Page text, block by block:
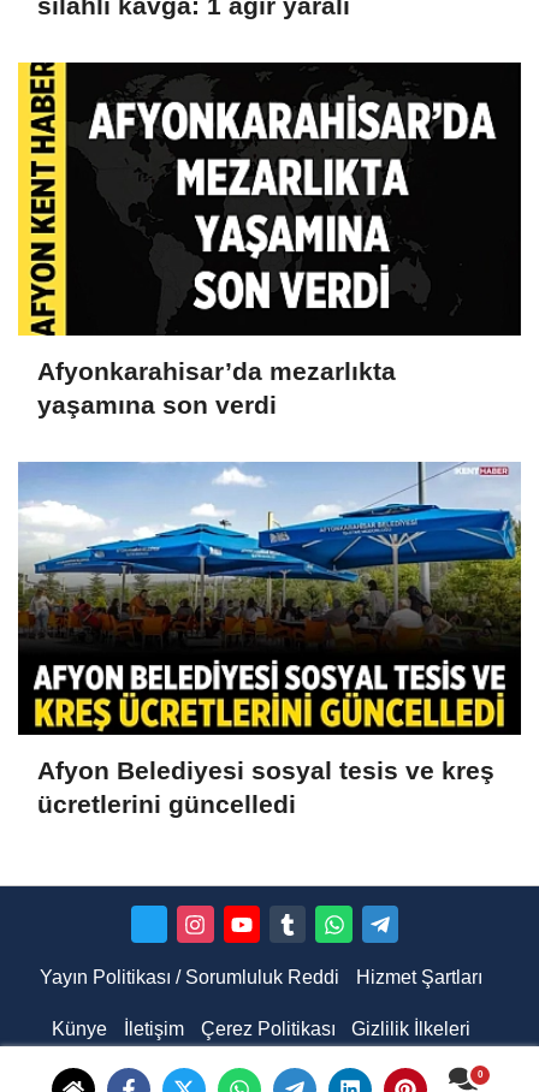
Afyonkarahisar’da mezarlıkta
yaşamına son verdi
Afyon Belediyesi sosyal tesis ve kreş
ücretlerini güncelledi
Yayın Politikası / Sorumluluk Reddi Hizmet Şartları
Künye İletişim Çerez Politikası Gizlilik İlkeleri
Hakkımızda